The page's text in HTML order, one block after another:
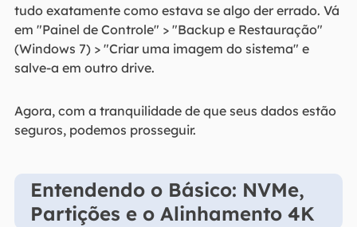
tudo exatamente como estava se algo der errado. Vá
em "Painel de Controle" > "Backup e Restauração"
(Windows 7) > "Criar uma imagem do sistema" e
salve-a em outro drive.
Agora, com a tranquilidade de que seus dados estão
seguros, podemos prosseguir.
Entendendo o Básico: NVMe,
Partições e o Alinhamento 4K